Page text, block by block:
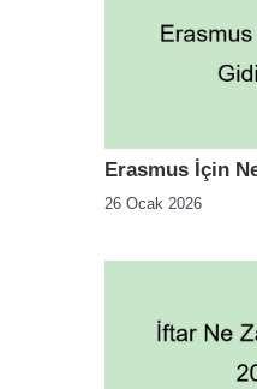
Erasmus İçin
26 Ocak 2026